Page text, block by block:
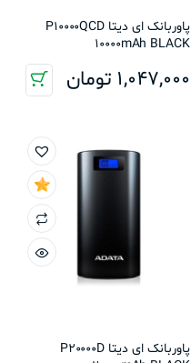
پاوربانک ای دیتا P10000QCD
10000mAh BLACK
1,047,000 تومان
پاوربانک ای دیتا P20000D